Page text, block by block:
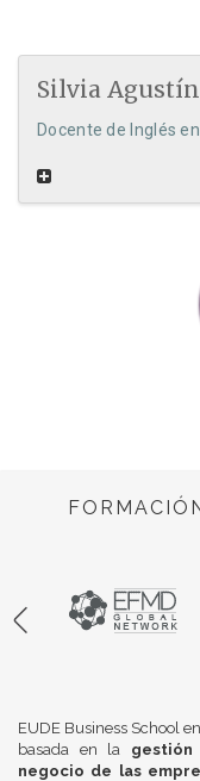
Silvia Agustín
Docente de Inglés
EUDE Business School
basada en la
negocio de las